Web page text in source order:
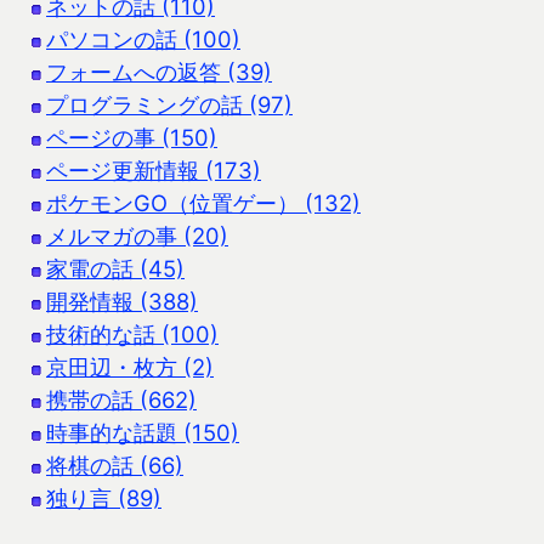
ネットの話 (110)
パソコンの話 (100)
フォームへの返答 (39)
プログラミングの話 (97)
ページの事 (150)
ページ更新情報 (173)
ポケモンGO（位置ゲー） (132)
メルマガの事 (20)
家電の話 (45)
開発情報 (388)
技術的な話 (100)
京田辺・枚方 (2)
携帯の話 (662)
時事的な話題 (150)
将棋の話 (66)
独り言 (89)